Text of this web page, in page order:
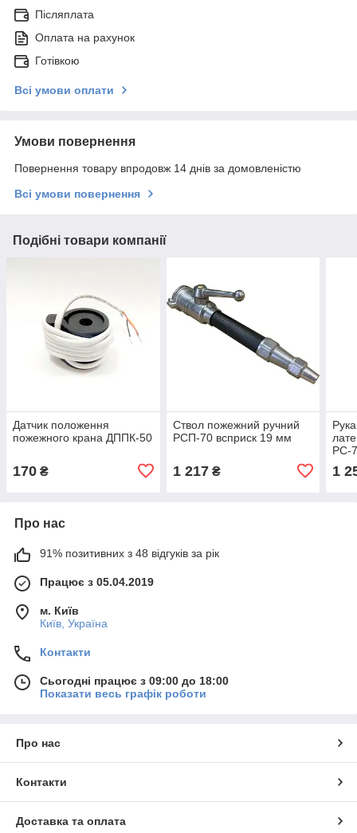
Післяплата
Оплата на рахунок
Готівкою
Всі умови оплати
Умови повернення
Повернення товару впродовж 14 днів за домовленістю
Всі умови повернення
Подібні товари компанії
Датчик положення
пожежного крана ДППК-50
170 ₴
Ствол пожежний ручний
РСП-70 всприск 19 мм
1 217₴
РС-
1
Про нас
91% позитивних з 48 відгуків за рік
Працює з 05.04.2019
м. Київ
Київ, Україна
Контакти
Сьогодні працює з 09:00 до 18:00
Показати весь графік роботи
Про нас
Контакти
Доставка та оплата